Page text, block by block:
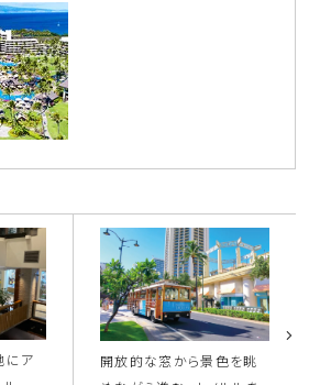
にア
開放的な窓から景色を眺